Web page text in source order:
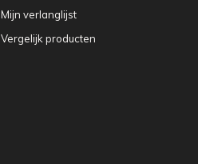
Mijn verlanglijst
Vergelijk producten